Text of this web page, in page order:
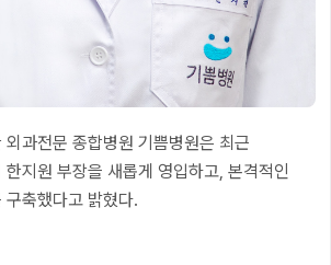
과전문 종합병원 기쁨병원은 최근
지원 부장을 새롭게 영입하고, 본격적인
축했다고 밝혔다.